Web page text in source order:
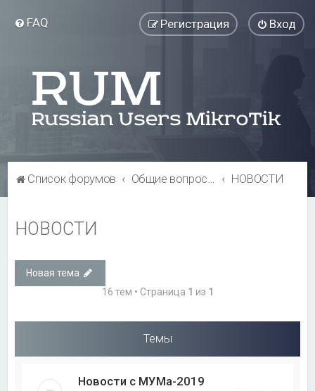
FAQ Вход
Регистрация
Список форумов Общие вопросы НОВОСТИ
НОВОСТИ
Новая тема
16 тем • Страница 1 из 1
Темы
Новости с МУМа-2019